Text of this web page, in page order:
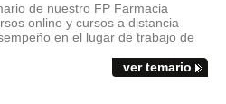
de nuestro FP Farmacia
online y cursos a distancia
en el lugar de trabajo de
ver temario